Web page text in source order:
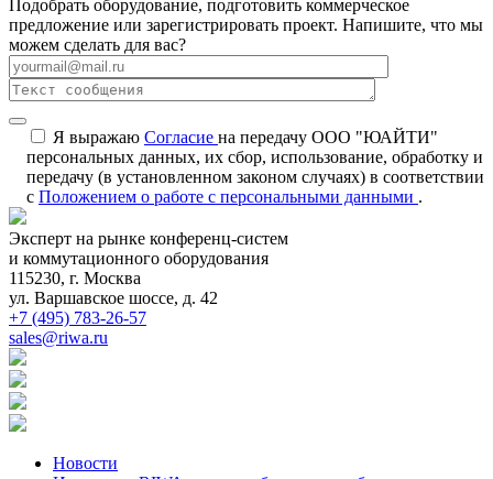
Подобрать оборудование, подготовить коммерческое
предложение или зарегистрировать проект. Напишите, что мы
можем сделать для вас?
Я выражаю Согласие на передачу ООО "ЮАЙТИ"
персональных данных, их сбор, использование, обработку и
передачу (в установленном законом случаях) в соответствии
с Положением о работе с персональными данными .
Эксперт на рынке конференц-систем
и коммутационного оборудования
115230, г. Москва
ул. Варшавское шоссе, д. 42
+7 (495) 783-26-57
sales@riwa.ru
Новости